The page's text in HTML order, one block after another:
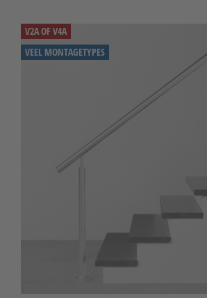
V2A OF V4A
VEEL MONTAGETYPES